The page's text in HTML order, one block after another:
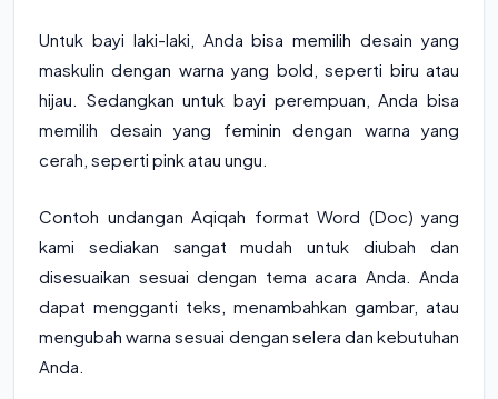
Untuk bayi laki-laki, Anda bisa memilih desain yang
maskulin dengan warna yang bold, seperti biru atau
hijau. Sedangkan untuk bayi perempuan, Anda bisa
memilih desain yang feminin dengan warna yang
cerah, seperti pink atau ungu.
Contoh undangan Aqiqah format Word (Doc) yang
kami sediakan sangat mudah untuk diubah dan
disesuaikan sesuai dengan tema acara Anda. Anda
dapat mengganti teks, menambahkan gambar, atau
mengubah warna sesuai dengan selera dan kebutuhan
Anda.